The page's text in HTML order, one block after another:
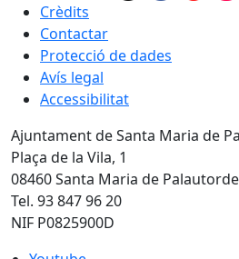
Crèdits
Contactar
Protecció de dades
Avís legal
Accessibilitat
Ajuntament de Santa Maria de
Plaça de la Vila, 1
08460 Santa Maria de
Tel. 93 847 96 20
NIF P0825900D